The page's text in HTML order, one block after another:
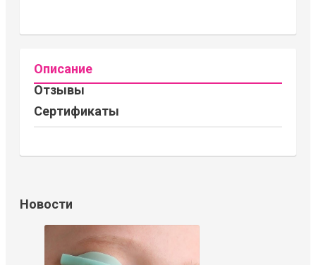
Описание
Отзывы
Сертификаты
Новости